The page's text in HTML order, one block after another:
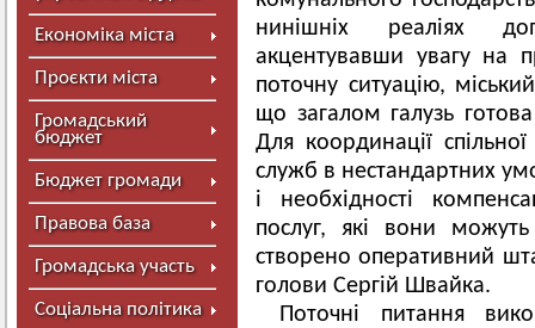
Економіка міста
Проєкти міста
Громадський
бюджет
Бюджет громади
Правова база
Громадська участь
Соціальна політика
нинішніх реаліях
акцентувавши увагу на
поточну ситуацію,
що загалом галузь
Для координації
служб в нестандартних
і необхідності
послуг, які вони
створено оперативний
голови Сергій Швайка.
Поточні питання